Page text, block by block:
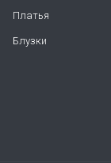
Платья
Блузки